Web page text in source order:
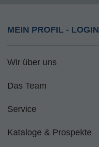
MEIN PROFIL - LOGIN
Wir über uns
Das Team
Service
Kataloge & Prospekte